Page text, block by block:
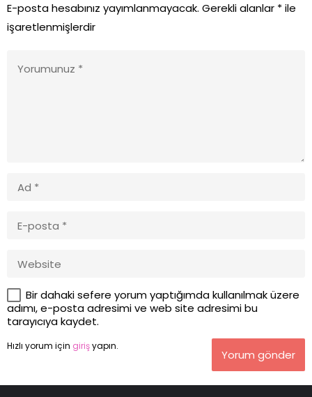
E-posta hesabınız yayımlanmayacak. Gerekli alanlar *ile
işaretlenmişlerdir
Bir dahaki sefere yorum yaptığımda kullanılmak üzere
adımı, e-posta adresimi ve web site adresimi bu
tarayıcıya kaydet.
Hızlı yorum için girişyapın.
Yorum gönder